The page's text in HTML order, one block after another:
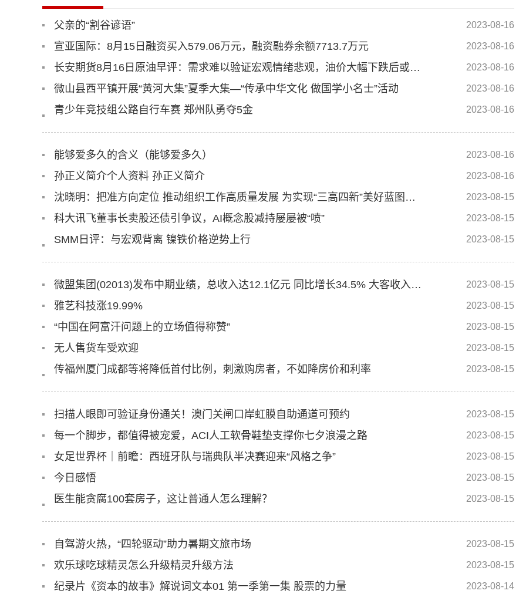
父亲的“割谷谚语” 2023-08-16
宣亚国际：8月15日融资买入579.06万元，融资融券余额7713.7万元 2023-08-16
长安期货8月16日原油早评：需求难以验证宏观情绪悲观，油价大幅下跌后或维持震荡整理 2023-08-16
微山县西平镇开展“黄河大集”夏季大集—“传承中华文化 做国学小名士”活动 2023-08-16
青少年竞技组公路自行车赛 郑州队勇夺5金 2023-08-16
能够爱多久的含义（能够爱多久） 2023-08-16
孙正义简介个人资料 孙正义简介 2023-08-16
沈晓明：把准方向定位 推动组织工作高质量发展 为实现“三高四新”美好蓝图提供坚强保证 2023-08-15
科大讯飞董事长卖股还债引争议，AI概念股减持屡屡被“喷” 2023-08-15
SMM日评：与宏观背离 镍铁价格逆势上行 2023-08-15
微盟集团(02013)发布中期业绩，总收入达12.1亿元 同比增长34.5% 大客收入占比提升 收入质量不断提高 2023-08-15
雅艺科技涨19.99% 2023-08-15
“中国在阿富汗问题上的立场值得称赞” 2023-08-15
无人售货车受欢迎 2023-08-15
传福州厦门成都等将降低首付比例，刺激购房者，不如降房价和利率 2023-08-15
扫描人眼即可验证身份通关！澳门关闸口岸虹膜自助通道可预约 2023-08-15
每一个脚步，都值得被宠爱，ACI人工软骨鞋垫支撑你七夕浪漫之路 2023-08-15
女足世界杯｜前瞻：西班牙队与瑞典队半决赛迎来“风格之争” 2023-08-15
今日感悟 2023-08-15
医生能贪腐100套房子，这让普通人怎么理解？ 2023-08-15
自驾游火热，“四轮驱动”助力暑期文旅市场 2023-08-15
欢乐球吃球精灵怎么升级精灵升级方法 2023-08-15
纪录片《资本的故事》解说词文本01 第一季第一集 股票的力量 2023-08-14